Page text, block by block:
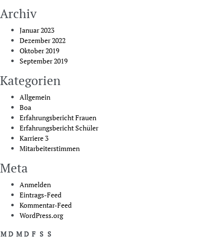
Archiv
Januar 2023
Dezember 2022
Oktober 2019
September 2019
Kategorien
Allgemein
Boa
Erfahrungsbericht Frauen
Erfahrungsbericht Schüler
Karriere 3
Mitarbeiterstimmen
Meta
Anmelden
Eintrags-Feed
Kommentar-Feed
WordPress.org
M D M D F S S